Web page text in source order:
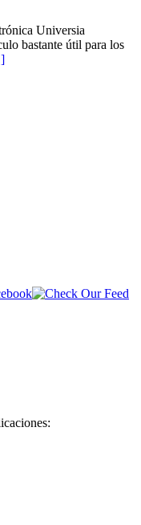
Universia
bastante útil para los